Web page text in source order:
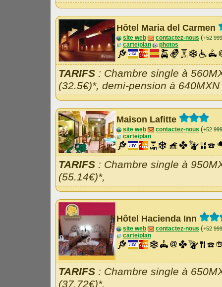
Hôtel Maria del Carmen
site web contactez-nous (+52
carte/plan photos
TARIFS : Chambre single à
(32.5€)*, demi-pension à
Maison Lafitte
site web contactez-nous (+52
carte/plan
TARIFS : Chambre single à
(55.14€)*,
Hôtel Hacienda Inn
site web contactez-nous (+52
carte/plan
TARIFS : Chambre single à
(37.72€)*,